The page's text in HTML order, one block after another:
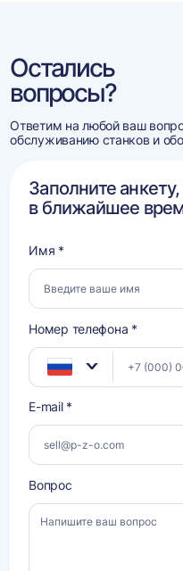
Остались
вопросы?
Ответим на любой ваш
обслуживанию станков и
Заполните
в ближайшее
Имя *
Номер телефона *
E-mail *
Вопрос